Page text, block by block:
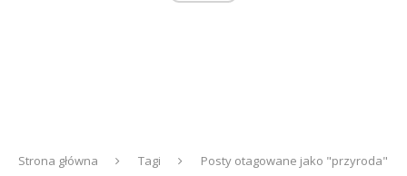
Strona główna Tagi Posty otagowane jako "przyroda"